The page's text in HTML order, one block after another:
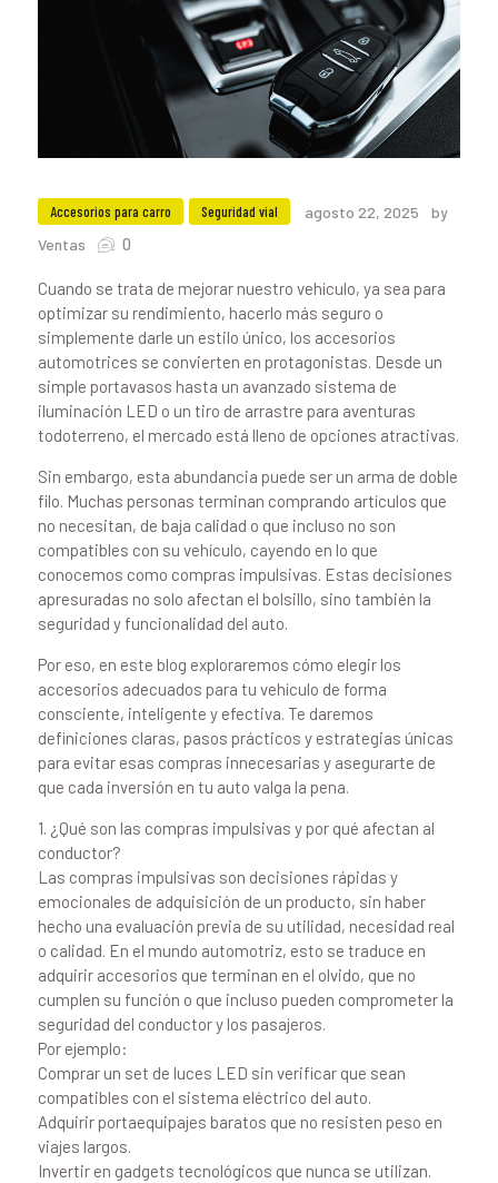
Accesorios para carro Seguridad vial agosto 22, 2025
by
Ventas
0
Cuando se trata de mejorar nuestro vehículo, ya sea para
optimizar su rendimiento, hacerlo más seguro o
simplemente darle un estilo único, los accesorios
automotrices se convierten en protagonistas. Desde un
simple portavasos hasta un avanzado sistema de
iluminación LED o un tiro de arrastre para aventuras
todoterreno, el mercado está lleno de opciones atractivas.
Sin embargo, esta abundancia puede ser un arma de doble
filo. Muchas personas terminan comprando artículos que
no necesitan, de baja calidad o que incluso no son
compatibles con su vehículo, cayendo en lo que
conocemos como compras impulsivas. Estas decisiones
apresuradas no solo afectan el bolsillo, sino también la
seguridad y funcionalidad del auto.
Por eso, en este blog exploraremos cómo elegir los
accesorios adecuados para tu vehículo de forma
consciente, inteligente y efectiva. Te daremos
definiciones claras, pasos prácticos y estrategias únicas
para evitar esas compras innecesarias y asegurarte de
que cada inversión en tu auto valga la pena.
1. ¿Qué son las compras impulsivas y por qué afectan al
conductor?
Las compras impulsivas son decisiones rápidas y
emocionales de adquisición de un producto, sin haber
hecho una evaluación previa de su utilidad, necesidad real
o calidad. En el mundo automotriz, esto se traduce en
adquirir accesorios que terminan en el olvido, que no
cumplen su función o que incluso pueden comprometer la
seguridad del conductor y los pasajeros.
Por ejemplo:
Comprar un set de luces LED sin verificar que sean
compatibles con el sistema eléctrico del auto.
Adquirir portaequipajes baratos que no resisten peso en
viajes largos.
Invertir en gadgets tecnológicos que nunca se utilizan.